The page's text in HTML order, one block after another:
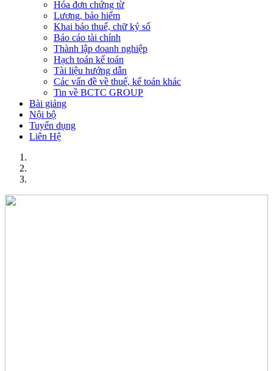
Hóa đơn chứng từ
Lương, bảo hiểm
Khai báo thuế, chữ ký số
Báo cáo tài chính
Thành lập doanh nghiệp
Hạch toán kế toán
Tài liệu hướng dẫn
Các vấn đề về thuế, kế toán khác
Tin về BCTC GROUP
Bài giảng
Nội bộ
Tuyển dụng
Liên Hệ